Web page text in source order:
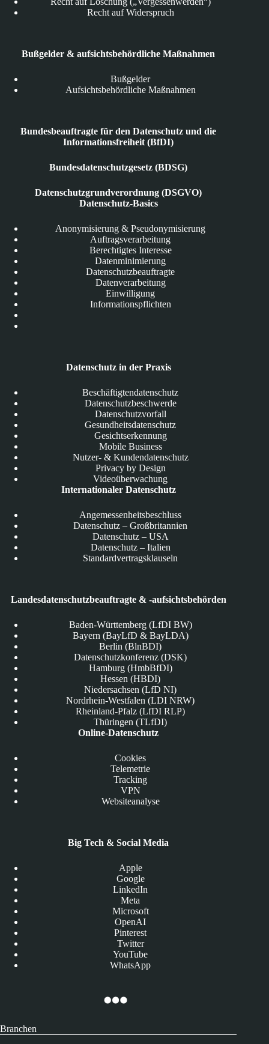
Recht auf Widerspruch
Bußgelder & aufsichtsbehördliche Maßnahmen
Bußgelder
Aufsichtsbehördliche Maßnahmen
Bundesbeauftragte für den Datenschutz und die
Informationsfreiheit (BfDI)
Bundesdatenschutzgesetz (BDSG)
Datenschutzgrundverordnung (DSGVO)
Datenschutz-Basics
Anonymisierung & Pseudonymisierung
Auftragsverarbeitung
Berechtigtes Interesse
Datenminimierung
Datenschutzbeauftragte
Datenverarbeitung
Einwilligung
Informationspflichten
Datenschutz in der Praxis
Beschäftigtendatenschutz
Datenschutzbeschwerde
Datenschutzvorfall
Gesundheitsdatenschutz
Gesichtserkennung
Mobile Business
Nutzer- & Kundendatenschutz
Privacy by Design
Videoüberwachung
Internationaler Datenschutz
Angemessenheitsbeschluss
Datenschutz – Großbritannien
Datenschutz – USA
Datenschutz – Italien
Standardvertragsklauseln
Landesdatenschutzbeauftragte & -aufsichtsbehörden
Baden-Württemberg (LfDI BW)
Bayern (BayLfD & BayLDA)
Berlin (BlnBDI)
Datenschutzkonferenz (DSK)
Hamburg (HmbBfDI)
Hessen (HBDI)
Niedersachsen (LfD NI)
Nordrhein-Westfalen (LDI NRW)
Rheinland-Pfalz (LfDI RLP)
Thüringen (TLfDI)
Online-Datenschutz
Cookies
Telemetrie
Tracking
VPN
Websiteanalyse
Big Tech & Social Media
Apple
Google
LinkedIn
Meta
Microsoft
OpenAI
Pinterest
Twitter
YouTube
WhatsApp
Branchen